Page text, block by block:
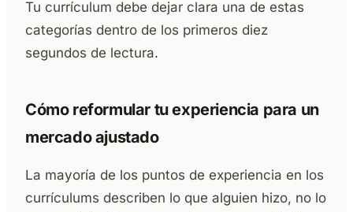
Tu currículum debe dejar clara una de estas
categorías dentro de los primeros diez
segundos de lectura.
Cómo reformular tu experiencia para un
mercado ajustado
La mayoría de los puntos de experiencia en los
currículums describen lo que alguien hizo, no lo